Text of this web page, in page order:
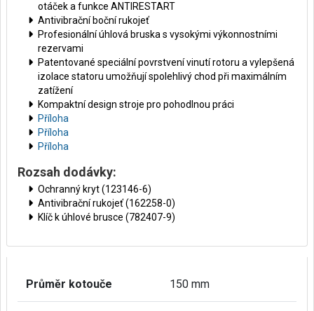
otáček a funkce ANTIRESTART
Antivibrační boční rukojeť
Profesionální úhlová bruska s vysokými výkonnostními
rezervami
Patentované speciální povrstvení vinutí rotoru a vylepšená
izolace statoru umožňují spolehlivý chod při maximálním
zatížení
Kompaktní design stroje pro pohodlnou práci
Příloha
Příloha
Příloha
Rozsah dodávky:
Ochranný kryt (123146-6)
Antivibrační rukojeť (162258-0)
Klíč k úhlové brusce (782407-9)
Průměr kotouče 150 mm